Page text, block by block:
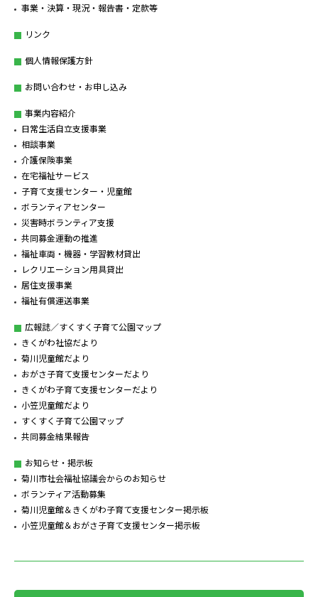
事業・決算・現況・報告書・定款等
リンク
個人情報保護方針
お問い合わせ・お申し込み
事業内容紹介
日常生活自立支援事業
相談事業
介護保険事業
在宅福祉サービス
子育て支援センター・児童館
ボランティアセンター
災害時ボランティア支援
共同募金運動の推進
福祉車両・機器・学習教材貸出
レクリエーション用具貸出
居住支援事業
福祉有償運送事業
広報誌／すくすく子育て公園マップ
きくがわ社協だより
菊川児童館だより
おがさ子育て支援センターだより
きくがわ子育て支援センターだより
小笠児童館だより
すくすく子育て公園マップ
共同募金結果報告
お知らせ・掲示板
菊川市社会福祉協議会からのお知らせ
ボランティア活動募集
菊川児童館＆きくがわ子育て支援センター掲示板
小笠児童館＆おがさ子育て支援センター掲示板